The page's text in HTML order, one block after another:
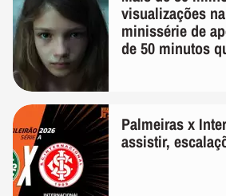
visualizações
minissérie de
de 50 minutos
Palmeiras x
assistir,